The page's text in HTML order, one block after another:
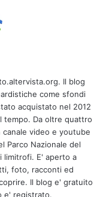
Il blog
come sfondi
acquistato nel 2012
tempo. Da oltre quattro
video e youtube
Parco Nazionale del
limitrofi. E' aperto a
foto, racconti ed
Il blog e' gratuito
e' registrato.